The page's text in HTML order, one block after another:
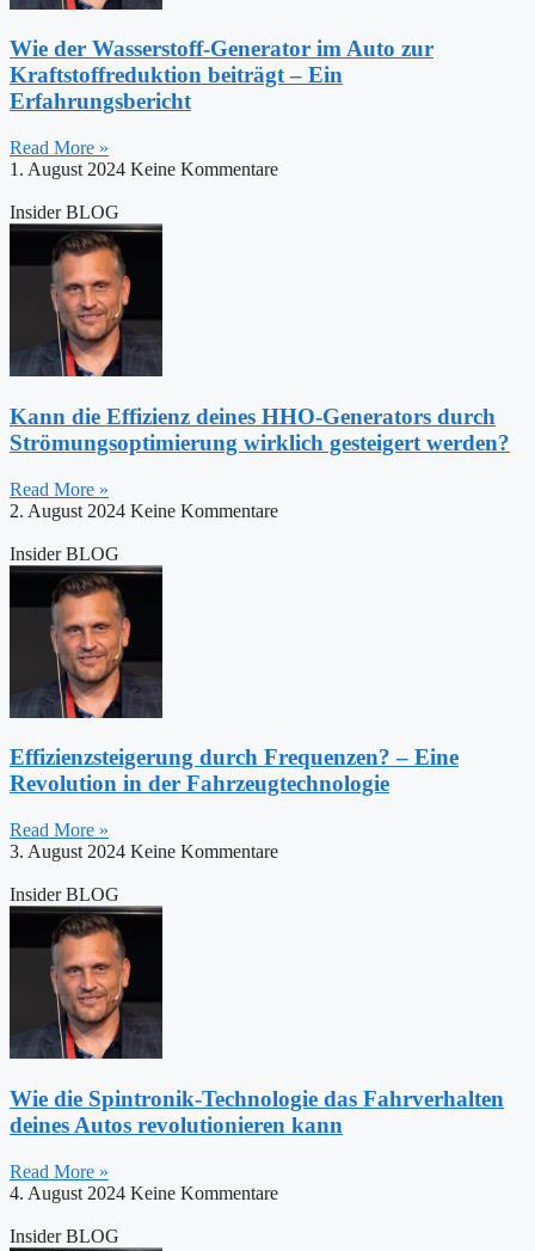
Wie der Wasserstoff-Generator im Auto zur
Kraftstoffreduktion beiträgt – Ein
Erfahrungsbericht
Read More »
1. August 2024 Keine Kommentare
Insider BLOG
Kann die Effizienz deines HHO-Generators durch
Strömungsoptimierung wirklich gesteigert werden?
Read More »
2. August 2024 Keine Kommentare
Insider BLOG
Effizienzsteigerung durch Frequenzen? – Eine
Revolution in der Fahrzeugtechnologie
Read More »
3. August 2024 Keine Kommentare
Insider BLOG
Wie die Spintronik-Technologie das Fahrverhalten
deines Autos revolutionieren kann
Read More »
4. August 2024 Keine Kommentare
Insider BLOG